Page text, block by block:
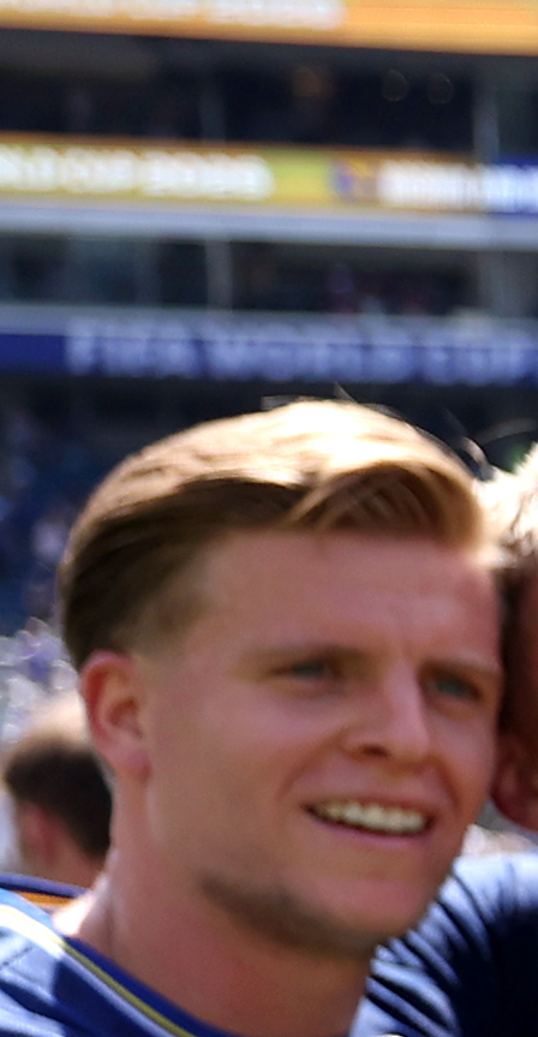
BIVŠI REPREZENTATIVAC BOSNE I HERCEGOVINE
Asmir Begović, bivši reprezentativac
Hercegovine i jedan od najuspješnijih golmana u
zemlje, izrazio je spremnost za povratak u
tim.
Njegova želja za ponovnim oblačenjem dresa BiH
u ključnom trenutku za reprezentaciju, koja se
s izazovima na putu prema budućim kvalifikacijama.
Begović, koji je trenutno golman engleskog
nije skrivao svoje emocije u vezi s povratkom.
vratiti u reprezentaciju. To je nešto što mi je uvijek
važno i spreman sam dati svoj doprinos timu,”
Begović, naglašavajući da njegova ljubav
domovini nikada nije bila upitna.
Begović je posljednji put nastupio za BiH 2018.
nakon čega je uslijedio niz nesuglasica s
selektorom i upravom Saveza. Njegov povratak bi
iskustvo i stabilnost u golmanskoj liniji, što bi moglo
od ključne važnosti za naredne izazove.
Navijači su podijeljeni. Dok jedni smatraju da bi
Begovića bio značajan korak ka jačanju tima,
skeptični zbog prethodnih konflikata. Ipak,
slaže da reprezentaciji trebaju najkvalitetniji
posebno u periodu tranzicije i priprema za
kvalifikacije.